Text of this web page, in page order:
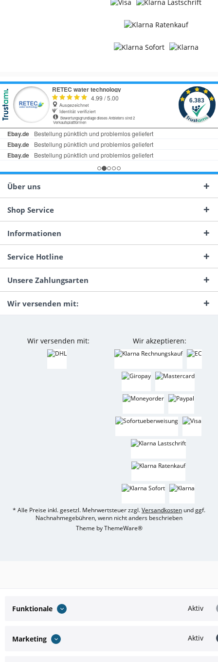
Über uns
Shop Service
Informationen
Service Hotline
Unsere Zahlungsarten
Wir versenden mit:
Wir versenden mit: Wir akzeptieren:
* Alle Preise inkl. gesetzl. Mehrwertsteuer zzgl.Versandkosten und ggf.
Nachnahmegebühren, wenn nicht anders beschrieben
Theme byThemeWare®
Funktionale Aktiv
Marketing Aktiv